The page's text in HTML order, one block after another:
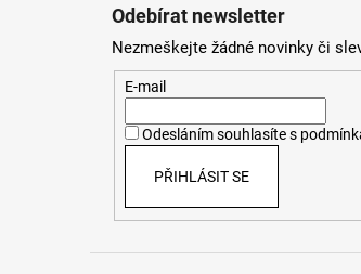
Odebírat newsletter
Nezmeškejte žádné novinky či
E-mail
Odesláním souhlasíte s
PŘIHLÁSIT SE